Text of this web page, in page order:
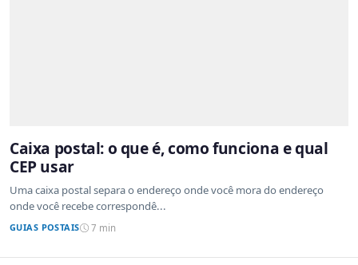
Caixa postal: o que é, como funciona e qual
CEP usar
Uma caixa postal separa o endereço onde você mora do endereço
onde você recebe correspondê...
GUIAS POSTAIS 7 min